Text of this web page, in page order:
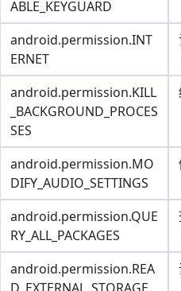
ABLE_KEYGUARD
android.permission.INT
ERNET
android.permission.KILL
_BACKGROUND_PROCES
SES
android.permission.MO
DIFY_AUDIO_SETTINGS
android.permission.QUE
RY_ALL_PACKAGES
android.permission.REA